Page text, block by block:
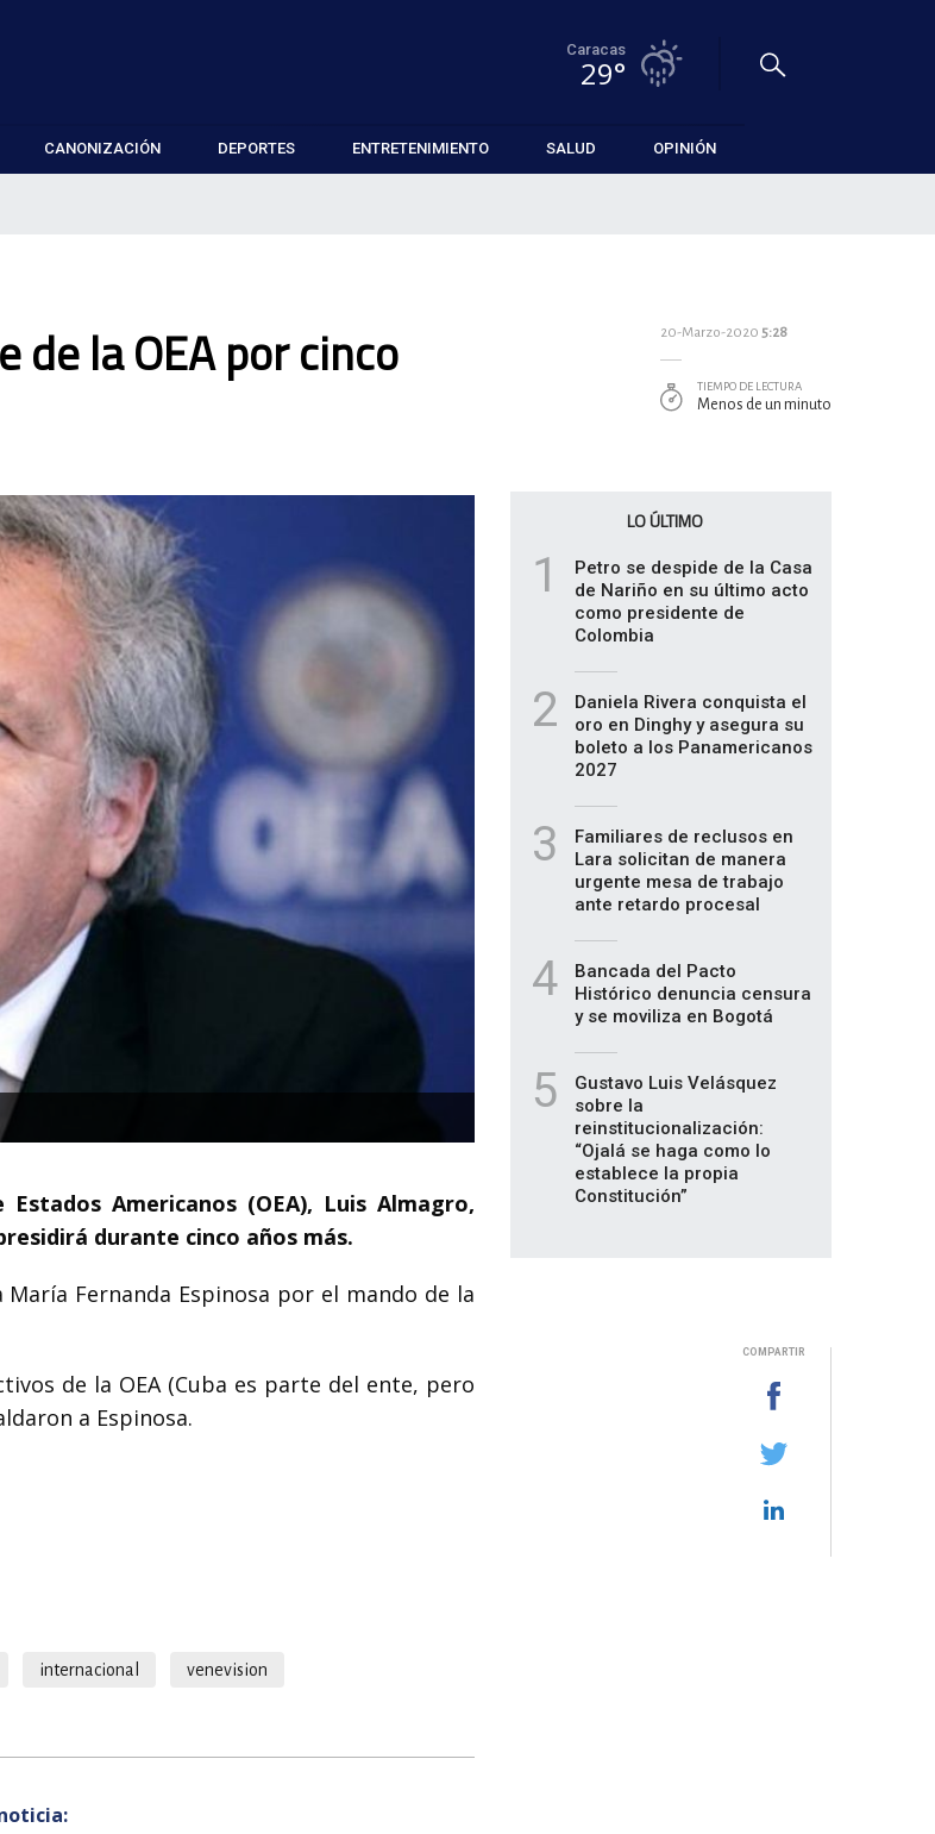
Caracas
29°
CANONIZACIÓN DEPORTES ENTRETENIMIENTO SALUD OPINIÓN
la OEA por cinco
Americanos (OEA), Luis Almagro,
durante cinco años más.
Fernanda Espinosa por el mando de la
de la OEA (Cuba es parte del ente, pero
a Espinosa.
internacional venevision
20-Marzo-2020 5:28
TIEMPO DE LECTURA
Menos de un minuto
LO ÚLTIMO
1
Petro se despide de la Casa
de Nariño en su último acto
como presidente de
Colombia
2
Daniela Rivera conquista el
oro en Dinghy y asegura su
boleto a los Panamericanos
2027
3
Familiares de reclusos en
Lara solicitan de manera
urgente mesa de trabajo
ante retardo procesal
4
Bancada del Pacto
Histórico denuncia censura
y se moviliza en Bogotá
5
Gustavo Luis Velásquez
sobre la
reinstitucionalización:
“Ojalá se haga como lo
establece la propia
Constitución”
COMPARTIR